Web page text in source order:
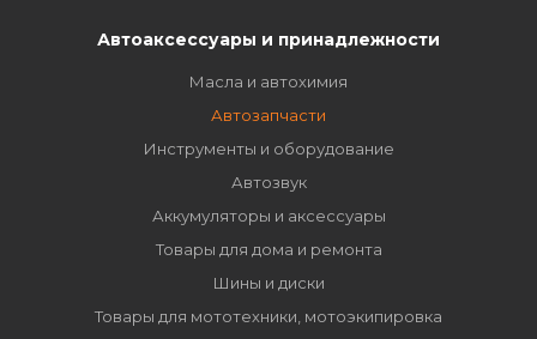
Автоаксессуары и принадлежности
Масла и автохимия
Автозапчасти
Инструменты и оборудование
Автозвук
Аккумуляторы и аксессуары
Товары для дома и ремонта
Шины и диски
Товары для мототехники, мотоэкипировка